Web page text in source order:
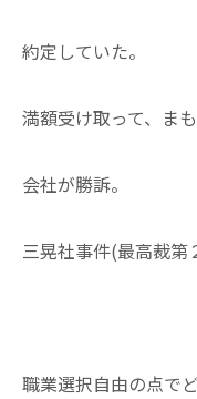
約定していた。
満額受け取って、まも
会社が勝訴。
三晃社事件(最高裁第
職業選択自由の点で